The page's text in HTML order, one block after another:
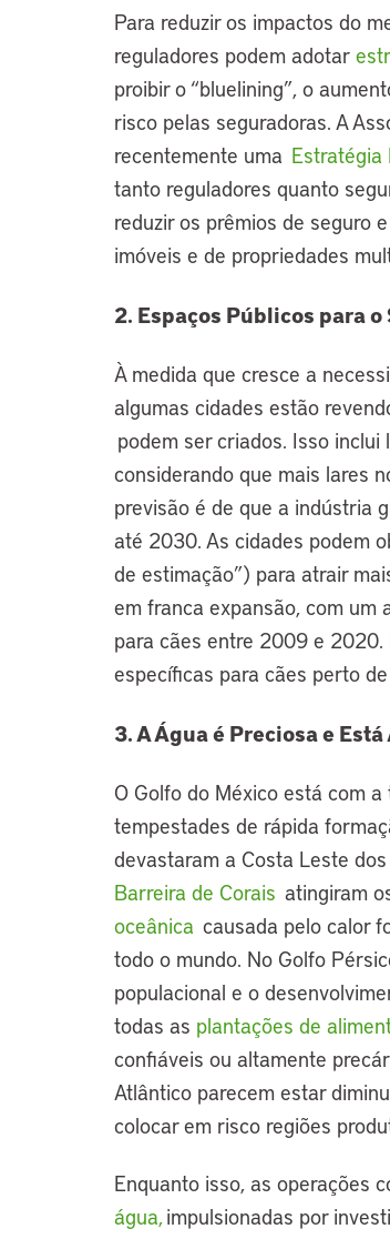
Para reduzir os impactos do
reguladores podem adotar
proibir o “bluelining”, o
risco pelas seguradoras. A
recentemente uma Estratégia
tanto reguladores quanto
reduzir os prêmios de seguro
imóveis e de propriedades
2. Espaços Públicos para
À medida que cresce a
algumas cidades estão
podem ser criados. Isso
considerando que mais lares
previsão é de que a indústria
até 2030. As cidades podem
de estimação”) para atrair
em franca expansão, com um
para cães entre 2009 e 2020.
específicas para cães perto
3. A Água é Preciosa e
O Golfo do México está com
tempestades de rápida
devastaram a Costa Leste
Barreira de Corais atingiram
oceânica causada pelo calor
todo o mundo. No Golfo
populacional e o
todas as plantações de
confiáveis ou altamente
Atlântico parecem estar
colocar em risco regiões
Enquanto isso, as operações
água,impulsionadas por